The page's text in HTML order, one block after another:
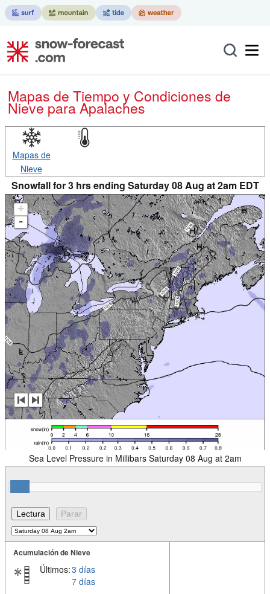
Mapas de Tiempo y Condiciones de
Nievepara Apalaches
Mapas de
Nieve
Snowfall for 3 hrs ending Saturday 08 Aug at 2am EDT
+
-
Sea Level Pressure in Millibars Saturday 08 Aug at 2am
Acumulación de Nieve
Últimos:3 días
7 días